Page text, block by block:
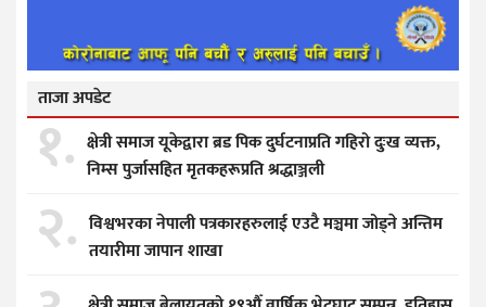
ताजा अपडेट
१. क्षेत्री समाज यूकेद्वारा ब्रड पिक दुर्घटनाप्रति गहिरो दुःख व्यक्त,
निम्स पुर्जासहित मृतकहरूप्रति श्रद्धाञ्जली
२. विश्वभरका नेपाली पत्रकारहरुलाई एउटै मञ्चमा जोड्ने अन्तिम
तयारीमा जापान शाखा